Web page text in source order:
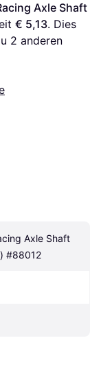
Axle Shaft
€ 5,13. Dies
2 anderen
Axle Shaft
#88012